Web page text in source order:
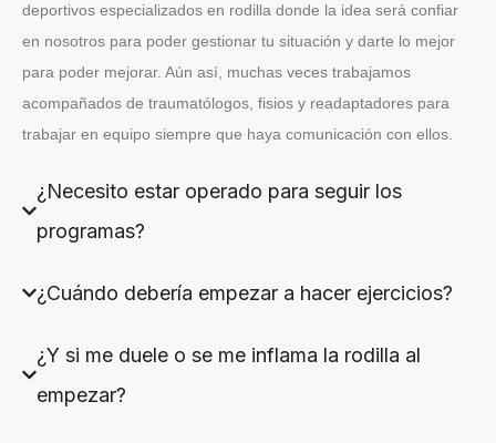
deportivos especializados en rodilla donde la idea será confiar
en nosotros para poder gestionar tu situación y darte lo mejor
para poder mejorar. Aún así, muchas veces trabajamos
acompañados de traumatólogos, fisios y readaptadores para
trabajar en equipo siempre que haya comunicación con ellos.
¿Necesito estar operado para seguir los
programas?
¿Cuándo debería empezar a hacer ejercicios?
¿Y si me duele o se me inflama la rodilla al
empezar?